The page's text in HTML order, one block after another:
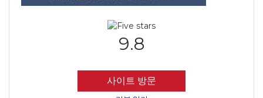
9.8
사이트 방문